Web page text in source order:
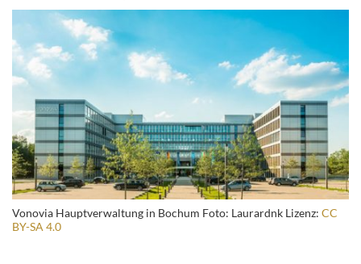
Vonovia Hauptverwaltung in Bochum Foto: Laurardnk Lizenz: CC
BY-SA 4.0